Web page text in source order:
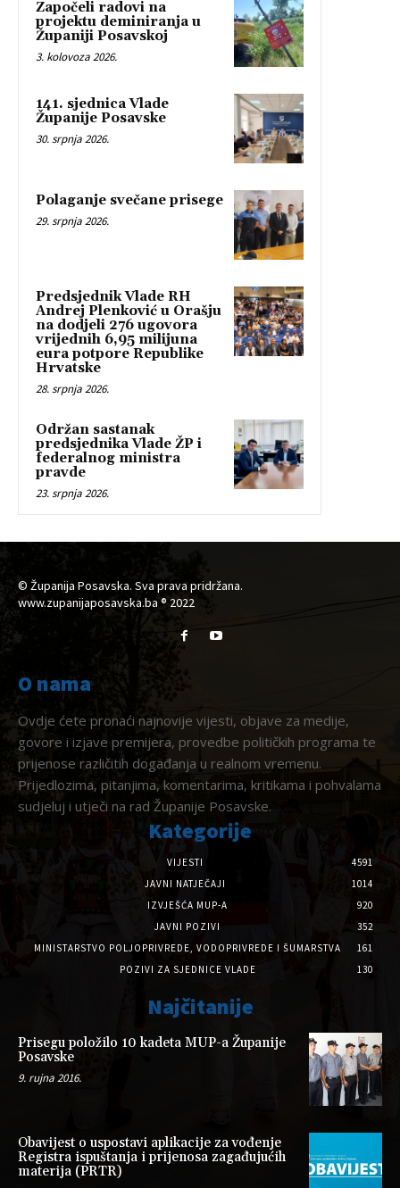
Započeli radovi na
projektu deminiranja u
Županiji Posavskoj
3. kolovoza 2026.
141. sjednica Vlade
Županije Posavske
30. srpnja 2026.
Polaganje svečane prisege
29. srpnja 2026.
Predsjednik Vlade RH
Andrej Plenković u Orašju
na dodjeli 276 ugovora
vrijednih 6,95 milijuna
eura potpore Republike
Hrvatske
28. srpnja 2026.
Održan sastanak
predsjednika Vlade ŽP i
federalnog ministra
pravde
23. srpnja 2026.
© Županija Posavska. Sva prava pridržana.
www.zupanijaposavska.ba ® 2022
O nama
Ovdje ćete pronaći najnovije vijesti, objave za medije,
govore i izjave premijera, provedbe političkih programa te
prijenose različitih događanja u realnom vremenu.
Prijedlozima, pitanjima, komentarima, kritikama i pohvalama
sudjeluj i utječi na rad Županije Posavske.
Kategorije
VIJESTI
4591
JAVNI NATJEČAJI
1014
IZVJEŠĆA MUP-A
920
JAVNI POZIVI
352
MINISTARSTVO POLJOPRIVREDE, VODOPRIVREDE I ŠUMARSTVA
161
POZIVI ZA SJEDNICE VLADE
130
Najčitanije
Prisegu položilo 10 kadeta MUP-a Županije
Posavske
9. rujna 2016.
Obavijest o uspostavi aplikacije za vođenje
Registra ispuštanja i prijenosa zagađujućih
materija (PRTR)